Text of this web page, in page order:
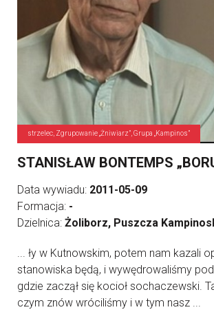
strzelec, Zgrupowanie „Żniwiarz”, Grupa „Kampinos”
STANISŁAW BONTEMPS
Data wywiadu: 2011-05-09
Formacja: -
Dzielnica: Żoliborz, Puszcza
... ły w Kutnowskim, potem nam kazali
stanowiska będą, i wywędrowaliśmy pod
gdzie zaczął się kocioł sochaczewski.
czym znów wróciliśmy i w tym nasz ...